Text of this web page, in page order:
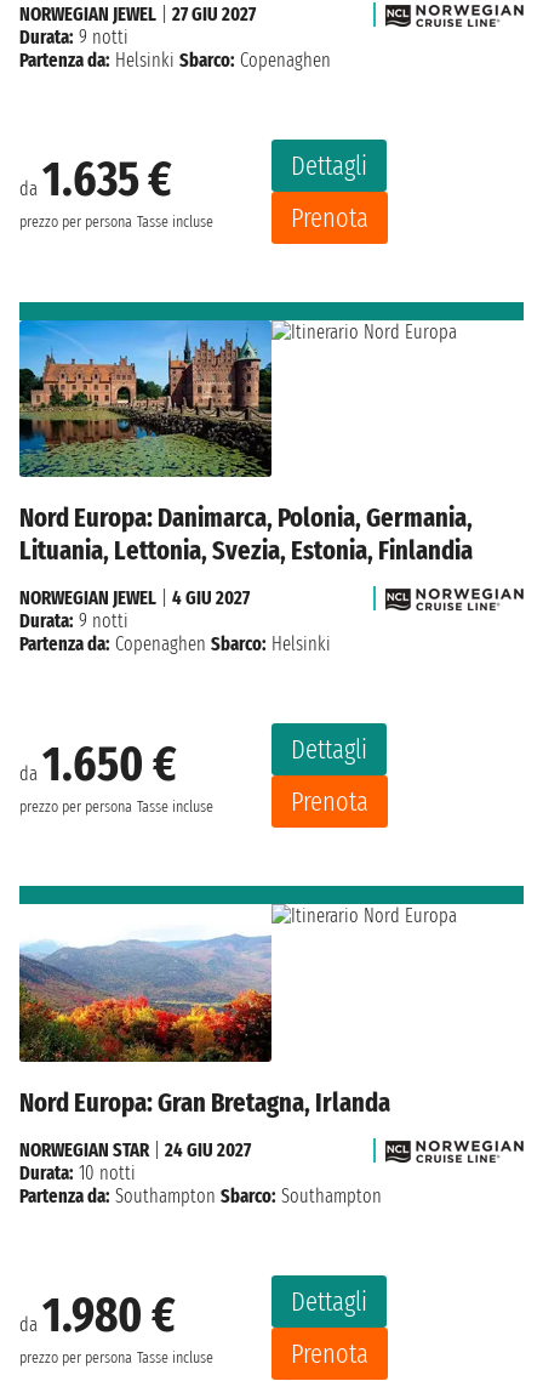
da 1.635 €
prezzo per persona Tasse incluse
Dettagli
Prenota
NORWEGIAN JEWEL
27 GIU 2027
Durata: 9 notti
Partenza da: Helsinki Sbarco: Copenaghen
Nord Europa: Danimarca, Polonia, Germania,
Lituania, Lettonia, Svezia, Estonia, Finlandia
da 1.650 €
prezzo per persona Tasse incluse
Dettagli
Prenota
NORWEGIAN JEWEL
4 GIU 2027
Durata: 9 notti
Partenza da: Copenaghen Sbarco: Helsinki
Nord Europa: Gran Bretagna, Irlanda
da 1.980 €
prezzo per persona Tasse incluse
Dettagli
Prenota
NORWEGIAN STAR| 24 GIU 2027
Durata: 10 notti
Partenza da: Southampton Sbarco: Southampton